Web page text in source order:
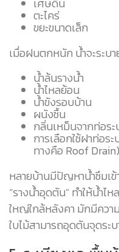
เศษดิน
ตะไคร่
ขยะขนาดเล็ก
เมื่อฝนตกหนัก น้ำจะระบ
น้ำล้นรางน้ำ
น้ำไหลย้อน
น้ำขังรอบบ้าน
ผนังชื้น
กลิ่นเหม็นจากท่อระ
การเลือกใช้ฝาท่อร
ทางคือ Roof Drain)
หลายบ้านมีปัญหาน้ำซึมเ
“รางน้ำอุดตัน” ทำให้น้ำไ
ใหญ่ใกล้หลังคา มักมีควา
ใบไม้สามารถอุดตันจุดระ